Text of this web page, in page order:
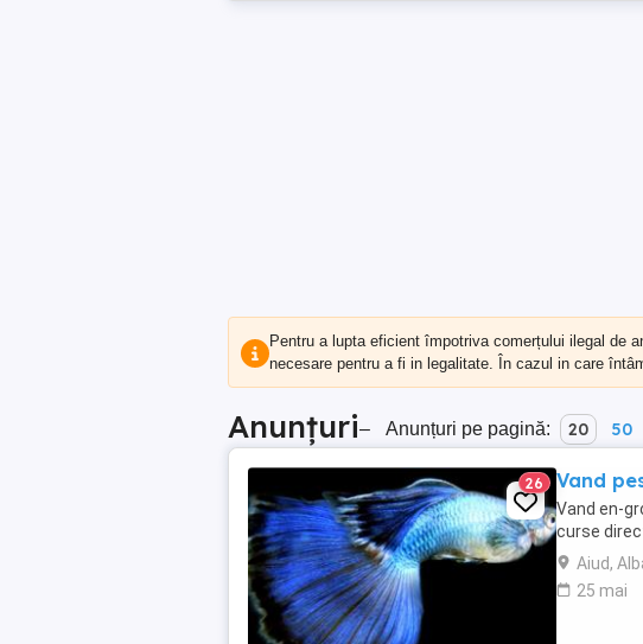
Pentru a lupta eficient împotriva comerțului ilegal de
necesare pentru a fi in legalitate. În cazul in care
Anunțuri– Anunțuri pe pagină: 20 50
26 Vand
Vand en-
curse
Aiud,
25 mai